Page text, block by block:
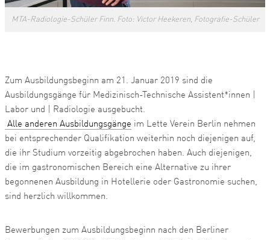
MTA-Radiologie-Schüler Finn. Foto: Victor Heekeren, Fotografie-Schüler
Zum Ausbildungsbeginn am 21. Januar 2019 sind die
Ausbildungsgänge für Medizinisch-Technische Assistent*innen |
Labor und | Radiologie ausgebucht.
Alle anderen Ausbildungsgänge im Lette Verein Berlin nehmen
bei entsprechender Qualifikation weiterhin noch diejenigen auf,
die ihr Studium vorzeitig abgebrochen haben. Auch diejenigen,
die im gastronomischen Bereich eine Alternative zu ihrer
begonnenen Ausbildung in Hotellerie oder Gastronomie suchen,
sind herzlich willkommen.
Bewerbungen zum Ausbildungsbeginn nach den Berliner